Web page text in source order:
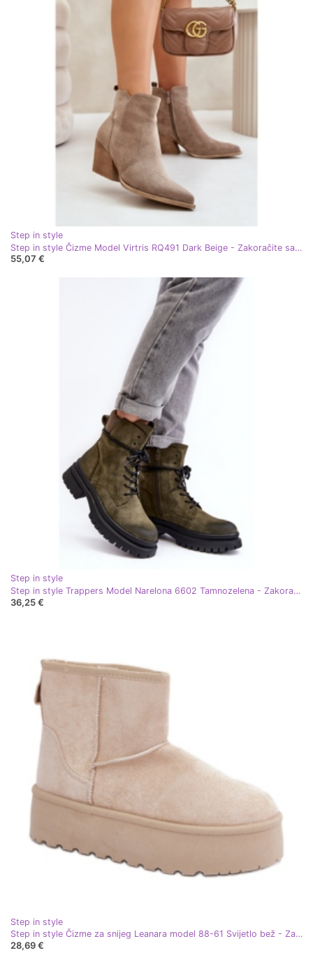
Step in style
Step in style Čizme Model Virtris RQ491 Dark Beige - Zakoračite sa stilom bež
55,07 €
Step in style
Step in style Trappers Model Narelona 6602 Tamnozelena - Zakoračite sa stilom
36,25 €
Step in style
Step in style Čizme za snijeg Leanara model 88-61 Svijetlo bež - Zakoračite sa stilom
28,69 €